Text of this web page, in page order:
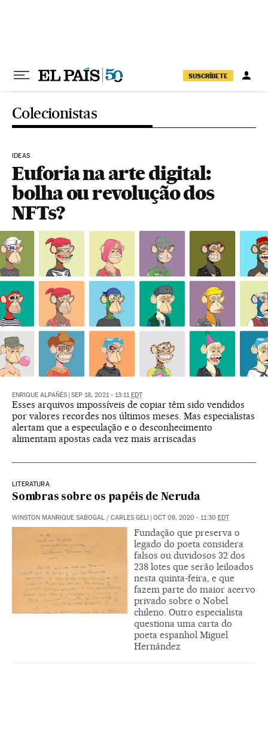
SUSCRÍBETE
Colecionistas
IDEAS
Euforia na arte digital:
bolha ou revolução dos
NFTs?
ENRIQUE ALPAÑÉS SEP 18, 2021 - 13:11 EDT
Esses arquivos impossíveis de copiar têm sido vendidos
por valores recordes nos últimos meses. Mas especialistas
alertam que a especulação e o desconhecimento
alimentam apostas cada vez mais arriscadas
LITERATURA
Sombras sobre os papéis de Neruda
WINSTON MANRIQUE SABOGAL / CARLES GELI OCT 08, 2020 - 11:30 EDT
Fundação que preserva o
legado do poeta considera
falsos ou duvidosos 32 dos
238 lotes que serão leiloados
nesta quinta-feira, e que
fazem parte do maior acervo
privado sobre o Nobel
chileno. Outro especialista
questiona uma carta do
poeta espanhol Miguel
Hernández